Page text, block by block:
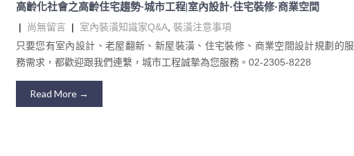
高齡化社會之高齡住宅趨勢-城市工程|室內設計-住宅裝修-商業空間
| 尚無留言 | 室內裝潢知識家Q&A, 裝潢注意事項
只要您有室內設計、老屋翻新、新屋裝潢、住宅裝修、商業空間設計規劃的服
務需求，都歡迎跟我們連繫，城市工程誠摯為您服務。02-2305-8228
Read More →